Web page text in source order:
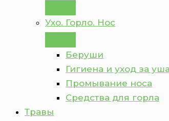
Ухо. Горло. Нос
Беруши
Гигиена и уход за
Промывание носа
Средства для горла
Травы